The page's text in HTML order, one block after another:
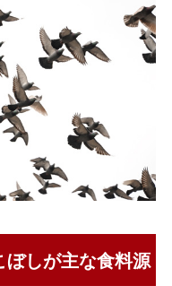
ぼしが主な食料源